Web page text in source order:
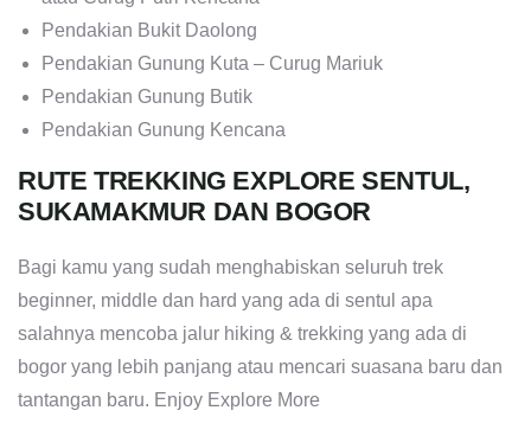
Pendakian Bukit Daolong
Pendakian Gunung Kuta – Curug Mariuk
Pendakian Gunung Butik
Pendakian Gunung Kencana
RUTE TREKKING EXPLORE SENTUL,
SUKAMAKMUR DAN BOGOR
Bagi kamu yang sudah menghabiskan seluruh trek
beginner, middle dan hard yang ada di sentul apa
salahnya mencoba jalur hiking & trekking yang ada di
bogor yang lebih panjang atau mencari suasana baru dan
tantangan baru. Enjoy Explore More